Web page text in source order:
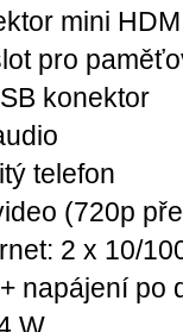
mini
pro
konektor
telefon
(720p
2 x 10/
napájení po